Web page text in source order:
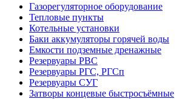
Газорегуляторное оборудование
Тепловые пункты
Котельные установки
Баки аккумуляторы горячей воды
Емкости подземные дренажные
Резервуары РВС
Резервуары РГС, РГСп
Резервуары СУГ
Затворы концевые быстросъёмные